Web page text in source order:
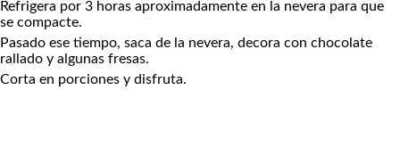
Refrigera por 3 horas aproximadamente en la nevera para que
se compacte.
Pasado ese tiempo, saca de la nevera, decora con chocolate
rallado y algunas fresas.
Corta en porciones y disfruta.